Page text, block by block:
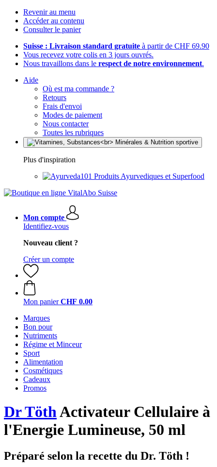
Revenir au menu
Accéder au contenu
Consulter le panier
Suisse : Livraison standard gratuite à partir de CHF 69.90
Vous recevez votre colis en 3 jours ouvrés.
Nous travaillons dans le respect de notre environnement.
Aide
Où est ma commande ?
Retours
Frais d'envoi
Modes de paiement
Nous contacter
Toutes les rubriques
Plus d'inspiration
Produits Ayurvediques et Superfood
Mon compte
Identifiez-vous
Nouveau client ?
Créer un compte
Mon panier CHF 0.00
Marques
Bon pour
Nutriments
Régime et Minceur
Sport
Alimentation
Cosmétiques
Cadeaux
Promos
Dr TöthActivateur Cellulaire à
l'Energie Lumineuse, 50 ml
Préparé selon la recette du Dr. Töth !